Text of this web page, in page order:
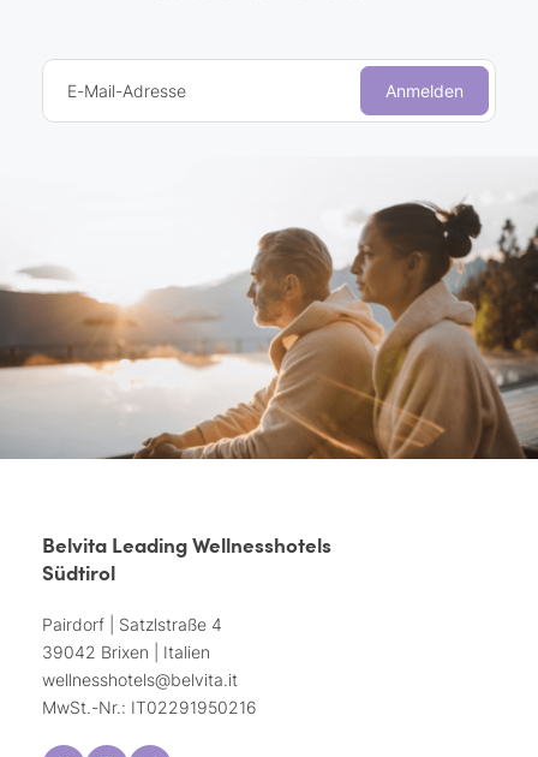
E-Mail-Adresse Anmelden
Belvita Leading Wellnesshotels
Südtirol
Pairdorf | Satzlstraße 4
39042 Brixen | Italien
wellnesshotels@belvita.it
MwSt.-Nr.: IT02291950216